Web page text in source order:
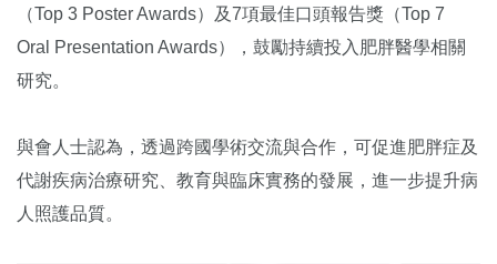
（Top 3 Poster Awards）及7項最佳口頭報告獎（Top 7
Oral Presentation Awards），鼓勵持續投入肥胖醫學相關
研究。
與會人士認為，透過跨國學術交流與合作，可促進肥胖症及
代謝疾病治療研究、教育與臨床實務的發展，進一步提升病
人照護品質。